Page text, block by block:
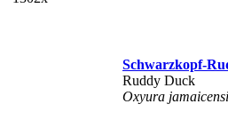
Schwarzkopf-
Ruddy Duck
Oxyura